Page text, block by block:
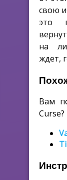
свою
это
на
ждет,
Вам
Curse?